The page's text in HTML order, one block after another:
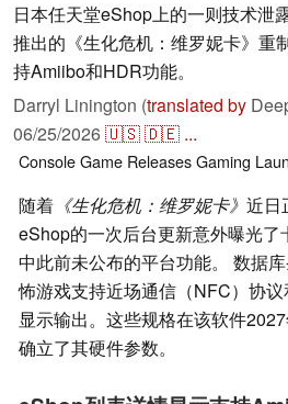
日本任天堂eShop上的一则技术泄
推出的《生化危机：维罗妮卡》重
持Amiibo和HDR功能。
Darryl Linington (translated by
06/25/2026🇺🇸🇩🇪 ...
ConsoleGame ReleasesGaming
随着 《生化危机：维罗妮卡》 近日
eShop的一次后台更新意外曝光了
中此前未公布的平台功能。 数据
怖游戏支持近场通信（NFC）协议
显示输出。这些规格在该软件
确立了其硬件参数。